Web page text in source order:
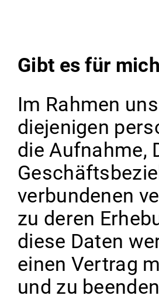
Gibt es für
Im Rahmen
diejenigen
die Aufnahme,
verbundenen
zu deren
diese Daten
einen Vertrag
und zu